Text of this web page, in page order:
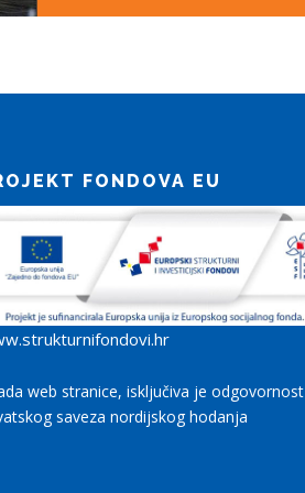
FONDOVA EU
web stranice, isključiva je odgovornost
saveza nordijskog hodanja